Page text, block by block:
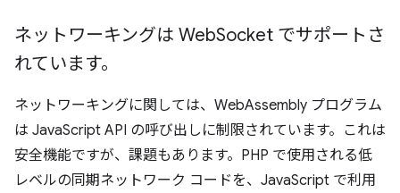
ネットワーキングは WebSocket でサポートさ
れています。
ネットワーキングに関しては、WebAssembly プログラム
は JavaScript API の呼び出しに制限されています。これは
安全機能ですが、課題もあります。PHP で使用される低
レベルの同期ネットワーク コードを、JavaScript で利用